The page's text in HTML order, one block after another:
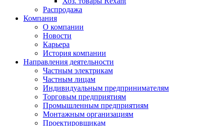
Распродажа
Компания
О компании
Новости
Карьера
История компании
Направления деятельности
Частным электрикам
Частным лицам
Индивидуальным предпринимателям
Торговым предприятиям
Промышленным предприятиям
Монтажным организациям
Проектировщикам